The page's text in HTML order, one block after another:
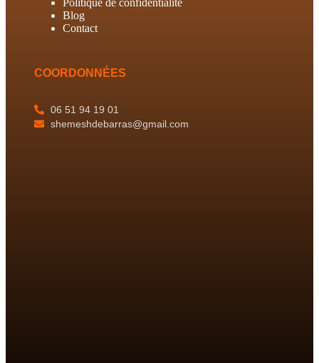
Politique de confidentialité
Blog
Contact
COORDONNÉES
06 51 94 19 01
shemeshdebarras@gmail.com